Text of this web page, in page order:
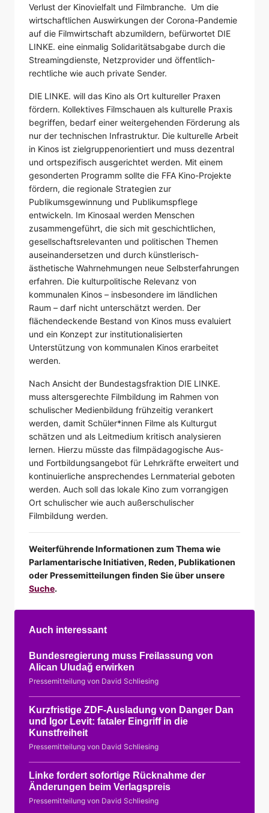
Verlust der Kinovielfalt und Filmbranche. Um die
wirtschaftlichen Auswirkungen der Corona-Pandemie
auf die Filmwirtschaft abzumildern, befürwortet DIE
LINKE. eine einmalig Solidaritätsabgabe durch die
Streamingdienste, Netzprovider und öffentlich-
rechtliche wie auch private Sender.
DIE LINKE. will das Kino als Ort kultureller Praxen
fördern. Kollektives Filmschauen als kulturelle Praxis
begriffen, bedarf einer weitergehenden Förderung als
nur der technischen Infrastruktur. Die kulturelle Arbeit
in Kinos ist zielgruppenorientiert und muss dezentral
und ortspezifisch ausgerichtet werden. Mit einem
gesonderten Programm sollte die FFA Kino-Projekte
fördern, die regionale Strategien zur
Publikumsgewinnung und Publikumspflege
entwickeln. Im Kinosaal werden Menschen
zusammengeführt, die sich mit geschichtlichen,
gesellschaftsrelevanten und politischen Themen
auseinandersetzen und durch künstlerisch-
ästhetische Wahrnehmungen neue Selbsterfahrungen
erfahren. Die kulturpolitische Relevanz von
kommunalen Kinos – insbesondere im ländlichen
Raum – darf nicht unterschätzt werden. Der
flächendeckende Bestand von Kinos muss evaluiert
und ein Konzept zur institutionalisierten
Unterstützung von kommunalen Kinos erarbeitet
werden.
Nach Ansicht der Bundestagsfraktion DIE LINKE.
muss altersgerechte Filmbildung im Rahmen von
schulischer Medienbildung frühzeitig verankert
werden, damit Schüler*innen Filme als Kulturgut
schätzen und als Leitmedium kritisch analysieren
lernen. Hierzu müsste das filmpädagogische Aus-
und Fortbildungsangebot für Lehrkräfte erweitert und
kontinuierliche ansprechendes Lernmaterial geboten
werden. Auch soll das lokale Kino zum vorrangigen
Ort schulischer wie auch außerschulischer
Filmbildung werden.
Weiterführende Informationen zum Thema wie
Parlamentarische Initiativen, Reden, Publikationen
oder Pressemitteilungen finden Sie über unsere
Suche.
Auch interessant
Bundesregierung muss Freilassung von
Alican Uludağ erwirken
Pressemitteilung von David Schliesing
Kurzfristige ZDF-Ausladung von Danger Dan
und Igor Levit: fataler Eingriff in die
Kunstfreiheit
Pressemitteilung von David Schliesing
Linke fordert sofortige Rücknahme der
Änderungen beim Verlagspreis
Pressemitteilung von David Schliesing